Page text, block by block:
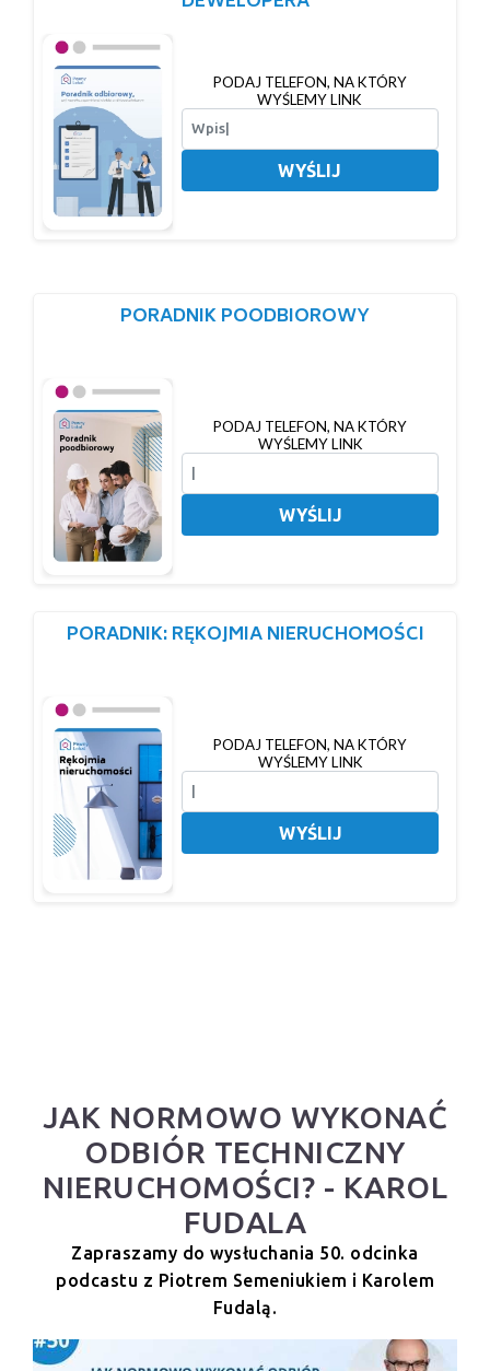
PODAJ TELEFON, NA KTÓRY
WYŚLEMY LINK
WYŚLIJ
PORADNIK POODBIOROWY
PODAJ TELEFON, NA KTÓRY
WYŚLEMY LINK
WYŚLIJ
PORADNIK: RĘKOJMIA NIERUCHOMOŚCI
PODAJ TELEFON, NA KTÓRY
WYŚLEMY LINK
WYŚLIJ
JAK NORMOWO WYKONAĆ
ODBIÓR TECHNICZNY
NIERUCHOMOŚCI? - KAROL
FUDALA
Zapraszamy do wysłuchania 50. odcinka
podcastu z Piotrem Semeniukiem i Karolem
Fudalą.